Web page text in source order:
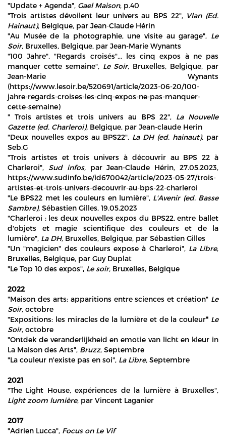
"Update + Agenda", Gael Maison, p.40
"Trois artistes dévoilent leur univers au BPS 22", Vlan (Ed.
Hainaut), Belgique, par Jean-Claude Hérin
"Au Musée de la photographie, une visite au garage", Le
Soir, Bruxelles, Belgique, par Jean-Marie Wynants
"100 Jahre", "Regards croisés"... les cinq expos à ne pas
manquer cette semaine", Le Soir, Bruxelles, Belgique, par
Jean-Marie Wynants
(https://www.lesoir.be/520691/article/2023-06-20/100-
jahre-regards-croises-les-cinq-expos-ne-pas-manquer-
cette-semaine)
" Trois artistes et trois univers au BPS 22", La Nouvelle
Gazette (ed. Charleroi), Belgique, par Jean-claude Herin
"Deux nouvelles expos au BPS22", La DH (ed. hainaut), par
Seb.G
"Trois artistes et trois univers à découvrir au BPS 22 à
Charleroi", Sud infos, par Jean-Claude Hérin, 27.05.2023,
https://www.sudinfo.be/id670042/article/2023-05-27/trois-
artistes-et-trois-univers-decouvrir-au-bps-22-charleroi
"Le BPS22 met les couleurs en lumière", L'Avenir (ed. Basse
Sambre), Sébastien Gilles, 19.05.2023
"Charleroi : les deux nouvelles expos du BPS22, entre ballet
d'objets et magie scientifique des couleurs et de la
lumière", La DH, Bruxelles, Belgique, par Sébastien Gilles
"Un "magicien" des couleurs expose à Charleroi", La Libre,
Bruxelles, Belgique, par Guy Duplat
"Le Top 10 des expos", Le soir, Bruxelles, Belgique
2022
"Maison des arts: apparitions entre sciences et création" Le
Soir, octobre
"Expositions: les miracles de la lumière et de la couleur" Le
Soir, octobre
"Ontdek de veranderlijkheid en emotie van licht en kleur in
La Maison des Arts", Bruzz, Septembre
"La couleur n'existe pas en soi", La Libre, Septembre
2021
"The Light House, expériences de la lumière à Bruxelles",
Light zoom lumière, par Vincent Laganier
2017
"Adrien Lucca", Focus on Le Vif